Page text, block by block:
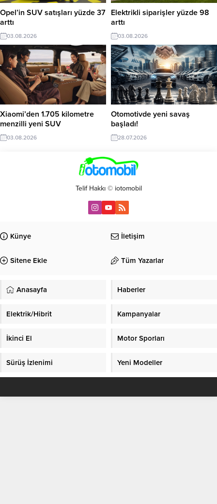
Opel’in SUV satışları yüzde 37
arttı
03.08.2026
Elektrikli siparişler yüzde 98
arttı
03.08.2026
Xiaomi’den 1.705 kilometre
menzilli yeni SUV
03.08.2026
Otomotivde yeni savaş
başladı!
28.07.2026
Telif Hakkı © iotomobil
Künye İletişim
Sitene Ekle Tüm Yazarlar
Anasayfa Haberler
Elektrik/Hibrit Kampanyalar
İkinci El Motor Sporları
Sürüş İzlenimi Yeni Modeller